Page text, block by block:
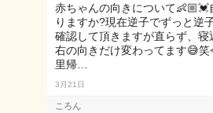
赤ちゃんの向きについて
りますか?現在逆子でずっと逆
確認して頂きますが直らず、
右の向きだけ変わってます😅
里帰…
3月21日
ころん